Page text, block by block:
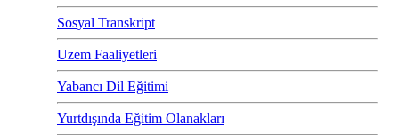
Sosyal Transkript
Uzem Faaliyetleri
Yabancı Dil Eğitimi
Yurtdışında Eğitim Olanakları